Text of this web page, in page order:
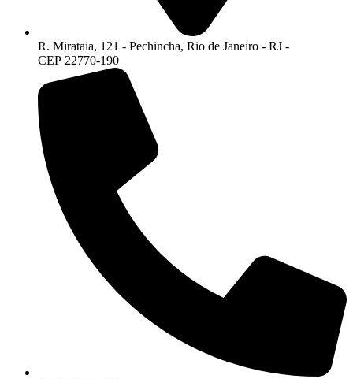
R. Mirataia, 121 - Pechincha, Rio de Janeiro - RJ -
CEP 22770-190